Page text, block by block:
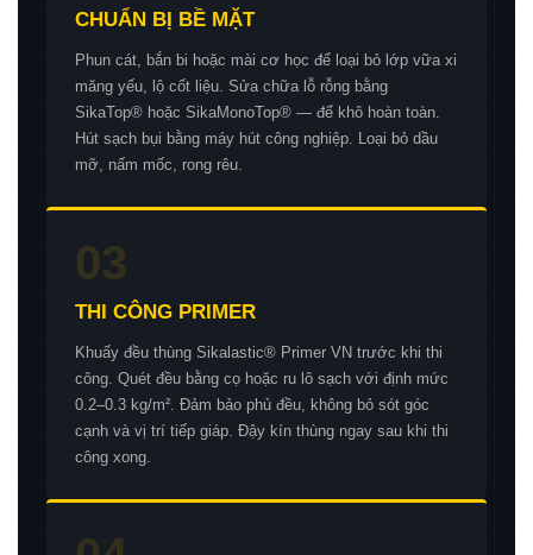
CHUẨN BỊ BỀ MẶT
Phun cát, bắn bi hoặc mài cơ học để loại bỏ lớp vữa xi
măng yếu, lộ cốt liệu. Sửa chữa lỗ rỗng bằng
SikaTop® hoặc SikaMonoTop® — để khô hoàn toàn.
Hút sạch bụi bằng máy hút công nghiệp. Loại bỏ dầu
mỡ, nấm mốc, rong rêu.
03
THI CÔNG PRIMER
Khuấy đều thùng Sikalastic® Primer VN trước khi thi
công. Quét đều bằng cọ hoặc ru lô sạch với định mức
0.2–0.3 kg/m². Đảm bảo phủ đều, không bỏ sót góc
cạnh và vị trí tiếp giáp. Đậy kín thùng ngay sau khi thi
công xong.